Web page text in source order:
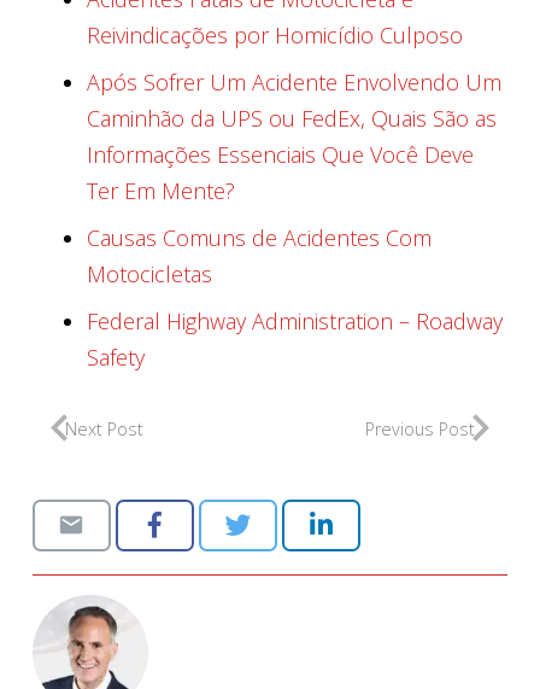
Reivindicações por Homicídio Culposo
Após Sofrer Um Acidente Envolvendo Um
Caminhão da UPS ou FedEx, Quais São as
Informações Essenciais Que Você Deve
Ter Em Mente?
Causas Comuns de Acidentes Com
Motocicletas
Federal Highway Administration – Roadway
Safety
Next Post Previous Post